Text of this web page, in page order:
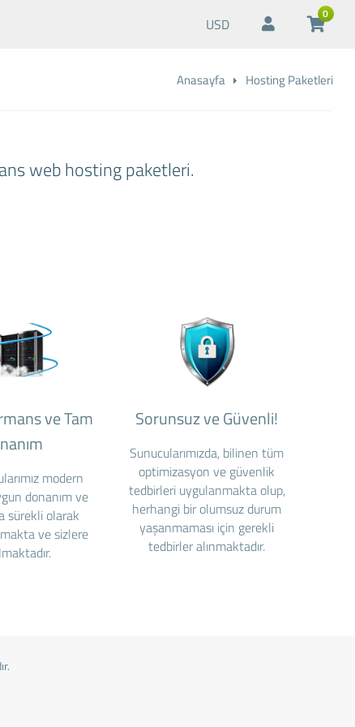
USD
0
Anasayfa Hosting Paketleri
web hosting paketleri.
ve Tam
modern
donanım ve
sürekli olarak
ve sizlere
Sorunsuz ve Güvenli!
Sunucularımızda, bilinen tüm
optimizasyon ve güvenlik
tedbirleri uygulanmakta olup,
herhangi bir olumsuz durum
yaşanmaması için gerekli
tedbirler alınmaktadır.